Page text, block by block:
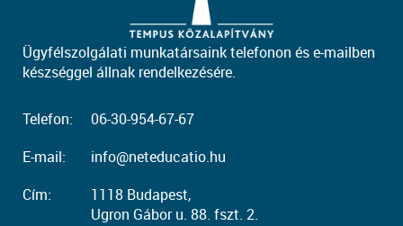
Ügyfélszolgálati munkatársaink telefonon és e-mailben
készséggel állnak rendelkezésére.
Telefon:
06-30-954-67-67
E-mail:
info@neteducatio.hu
Cím:
1118 Budapest,
Ugron Gábor u. 88. fszt. 2.